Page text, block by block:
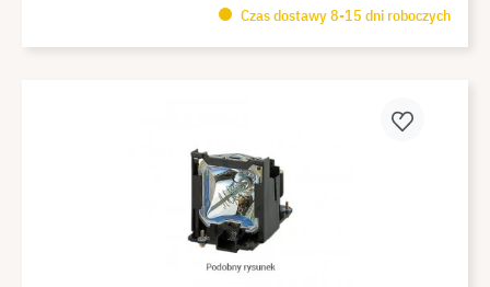
Czas dostawy 8-15 dni roboczych